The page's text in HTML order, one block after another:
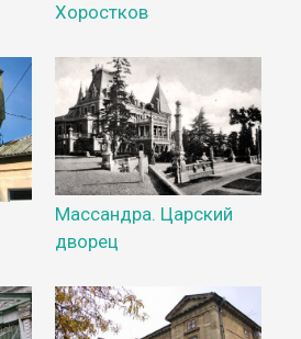
Хоростков
Массандра. Царский
дворец